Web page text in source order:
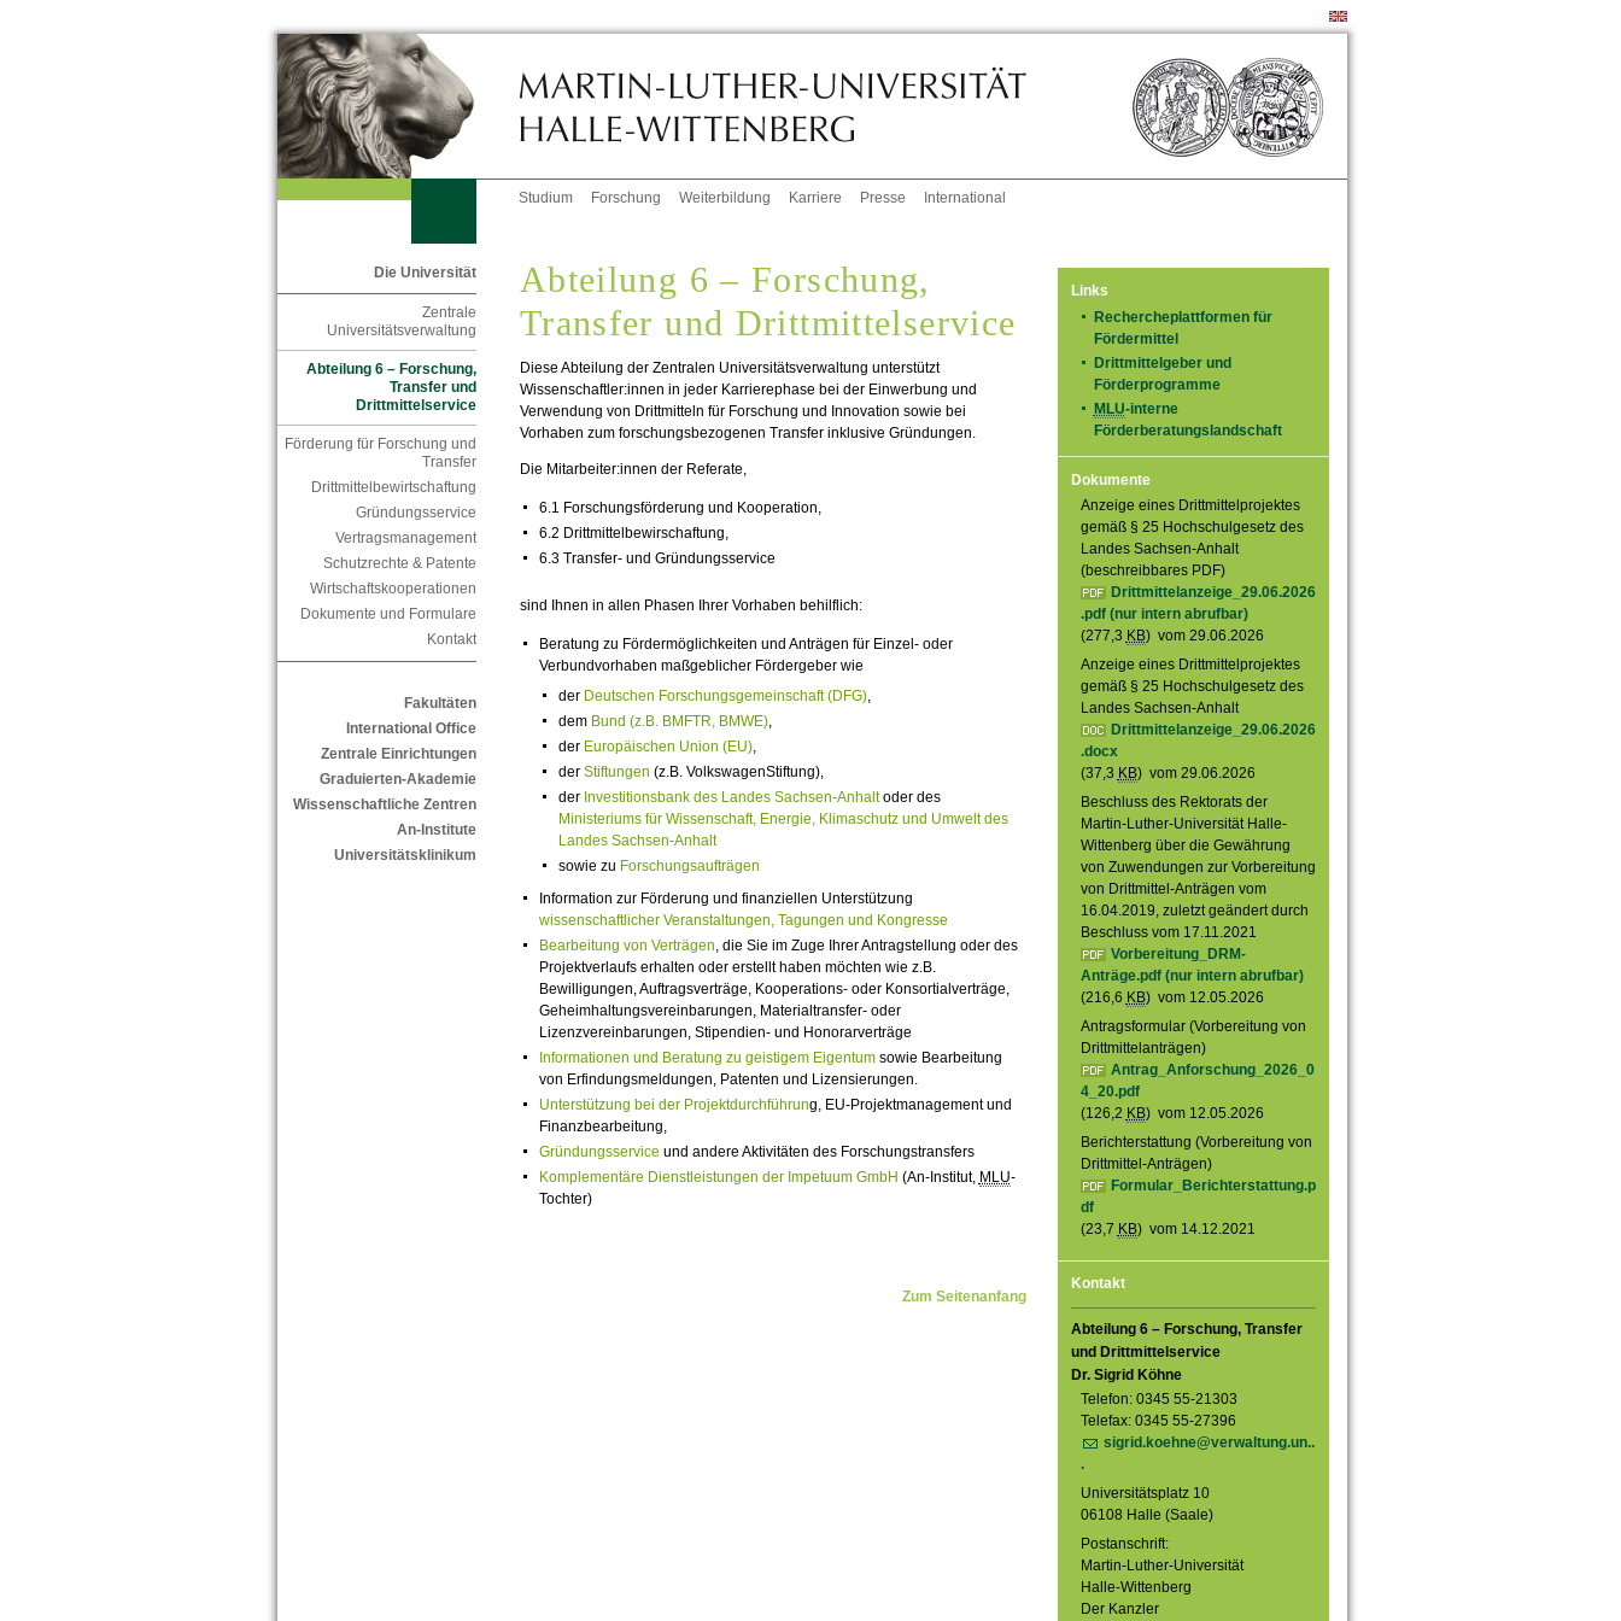
Studium Forschung Weiterbildung Karriere Presse International
Die Universität
Zentrale
Universitätsverwaltung
Abteilung 6 – Forschung,
Transfer und
Drittmittelservice
Förderung für Forschung und
Transfer
Drittmittelbewirtschaftung
Gründungsservice
Vertragsmanagement
Schutzrechte & Patente
Wirtschaftskooperationen
Dokumente und Formulare
Kontakt
Fakultäten
International Office
Zentrale Einrichtungen
Graduierten-Akademie
Wissenschaftliche Zentren
An-Institute
Universitätsklinikum
Links
Rechercheplattformen für
Fördermittel
Drittmittelgeber und
Förderprogramme
MLU-interne
Förderberatungslandschaft
Dokumente
Anzeige eines Drittmittelprojektes
gemäß § 25 Hochschulgesetz des
Landes Sachsen-Anhalt
(beschreibbares PDF)
Drittmittelanzeige_29.06.2026
.pdf (nur intern abrufbar)
(277,3 KB) vom 29.06.2026
Anzeige eines Drittmittelprojektes
gemäß § 25 Hochschulgesetz des
Landes Sachsen-Anhalt
Drittmittelanzeige_29.06.2026
.docx
(37,3 KB) vom 29.06.2026
Beschluss des Rektorats der
Martin-Luther-Universität Halle-
Wittenberg über die Gewährung
von Zuwendungen zur Vorbereitung
von Drittmittel-Anträgen vom
16.04.2019, zuletzt geändert durch
Beschluss vom 17.11.2021
Vorbereitung_DRM-
Anträge.pdf (nur intern abrufbar)
(216,6 KB) vom 12.05.2026
Antragsformular (Vorbereitung von
Drittmittelanträgen)
Antrag_Anforschung_2026_0
4_20.pdf
(126,2 KB) vom 12.05.2026
Berichterstattung (Vorbereitung von
Drittmittel-Anträgen)
Formular_Berichterstattung.p
df
(23,7 KB) vom 14.12.2021
Kontakt
Abteilung 6 – Forschung, Transfer
und Drittmittelservice
Dr. Sigrid Köhne
Telefon: 0345 55-21303
Telefax: 0345 55-27396
sigrid.koehne@verwaltung.un..
.
Universitätsplatz 10
06108 Halle (Saale)
Postanschrift:
Martin-Luther-Universität
Halle-Wittenberg
Der Kanzler
Abteilung 6 – Forschung,
Transfer und Drittmittelservice
Diese Abteilung der Zentralen Universitätsverwaltung unterstützt
Wissenschaftler:innen in jeder Karrierephase bei der Einwerbung und
Verwendung von Drittmitteln für Forschung und Innovation sowie bei
Vorhaben zum forschungsbezogenen Transfer inklusive Gründungen.
Die Mitarbeiter:innen der Referate,
6.1 Forschungsförderung und Kooperation,
6.2 Drittmittelbewirschaftung,
6.3 Transfer- und Gründungsservice
sind Ihnen in allen Phasen Ihrer Vorhaben behilflich:
Beratung zu Fördermöglichkeiten und Anträgen für Einzel- oder
Verbundvorhaben maßgeblicher Fördergeber wie
der Deutschen Forschungsgemeinschaft (DFG),
dem Bund (z.B. BMFTR, BMWE),
der Europäischen Union (EU),
der Stiftungen (z.B. VolkswagenStiftung),
der Investitionsbank des Landes Sachsen-Anhaltoder des
Ministeriums für Wissenschaft, Energie, Klimaschutz und Umwelt des
Landes Sachsen-Anhalt
sowie zu Forschungsaufträgen
Information zur Förderung und finanziellen Unterstützung
wissenschaftlicher Veranstaltungen, Tagungen und Kongresse
Bearbeitung von Verträgen, die Sie im Zuge Ihrer Antragstellung oder des
Projektverlaufs erhalten oder erstellt haben möchten wie z.B.
Bewilligungen, Auftragsverträge, Kooperations- oder Konsortialverträge,
Geheimhaltungsvereinbarungen, Materialtransfer- oder
Lizenzvereinbarungen, Stipendien- und Honorarverträge
Informationen und Beratung zu geistigem Eigentumsowie Bearbeitung
von Erfindungsmeldungen, Patenten und Lizensierungen.
Unterstützung bei der Projektdurchführung, EU-Projektmanagement und
Finanzbearbeitung,
Gründungsservice und andere Aktivitäten des Forschungstransfers
Komplementäre Dienstleistungen der Impetuum GmbH (An-Institut, MLU-
Tochter)
Zum Seitenanfang